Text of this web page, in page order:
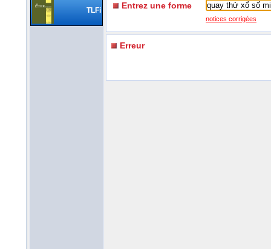
TLFi Entrez une forme
notices corrigées
Erreur